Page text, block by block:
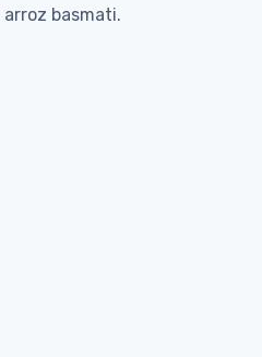
arroz basmati.